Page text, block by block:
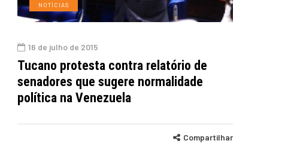
NOTÍCIAS
16 de julho de 2015
Tucano protesta contra relatório de
senadores que sugere normalidade
política na Venezuela
Compartilhar